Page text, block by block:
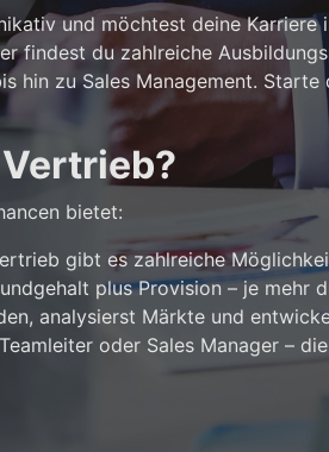
und möchtest deine
findest du zahlreiche
hin zu Sales Management.
bietet:
gibt es zahlreiche
plus Provision – je mehr
analysierst Märkte und
oder Sales Manager –